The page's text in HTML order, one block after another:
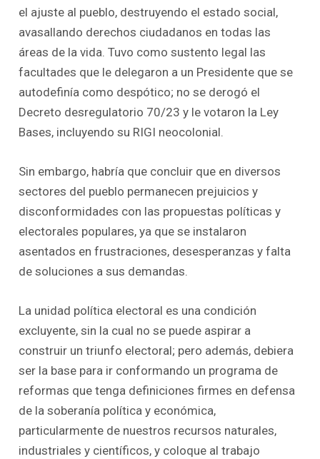
el ajuste al pueblo, destruyendo el estado social,
avasallando derechos ciudadanos en todas las
áreas de la vida. Tuvo como sustento legal las
facultades que le delegaron a un Presidente que se
autodefinía como despótico; no se derogó el
Decreto desregulatorio 70/23 y le votaron la Ley
Bases, incluyendo su RIGI neocolonial.
Sin embargo, habría que concluir que en diversos
sectores del pueblo permanecen prejuicios y
disconformidades con las propuestas políticas y
electorales populares, ya que se instalaron
asentados en frustraciones, desesperanzas y falta
de soluciones a sus demandas.
La unidad política electoral es una condición
excluyente, sin la cual no se puede aspirar a
construir un triunfo electoral; pero además, debiera
ser la base para ir conformando un programa de
reformas que tenga definiciones firmes en defensa
de la soberanía política y económica,
particularmente de nuestros recursos naturales,
industriales y científicos, y coloque al trabajo